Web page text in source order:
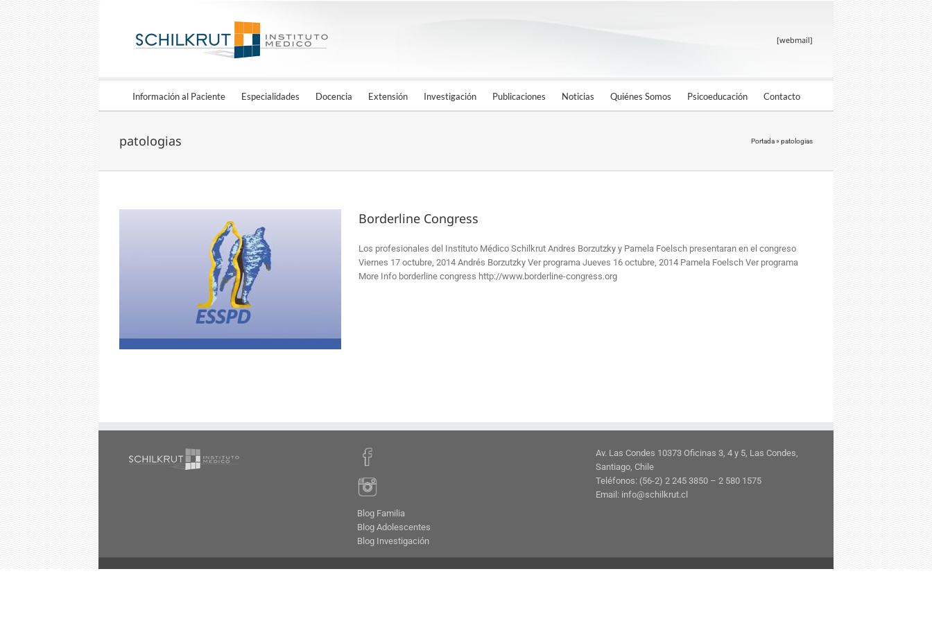
[webmail]
Información al Paciente Especialidades Docencia Extensión Investigación Publicaciones Noticias Quiénes Somos Psicoeducación Contacto
patologias Portada» patologias
Borderline Congress
Los profesionales del Instituto Médico Schilkrut Andres Borzutzky y Pamela Foelsch presentaran en el congreso
Viernes 17 octubre, 2014 Andrés Borzutzky Ver programa Jueves 16 octubre, 2014 Pamela Foelsch Ver programa
More Info borderline congress http://www.borderline-congress.org
Blog Familia
Blog Adolescentes
Blog Investigación
Av. Las Condes 10373 Oficinas 3, 4 y 5, Las Condes,
Santiago, Chile
Teléfonos: (56-2) 2 245 3850 – 2 580 1575
Email: info@schilkrut.cl